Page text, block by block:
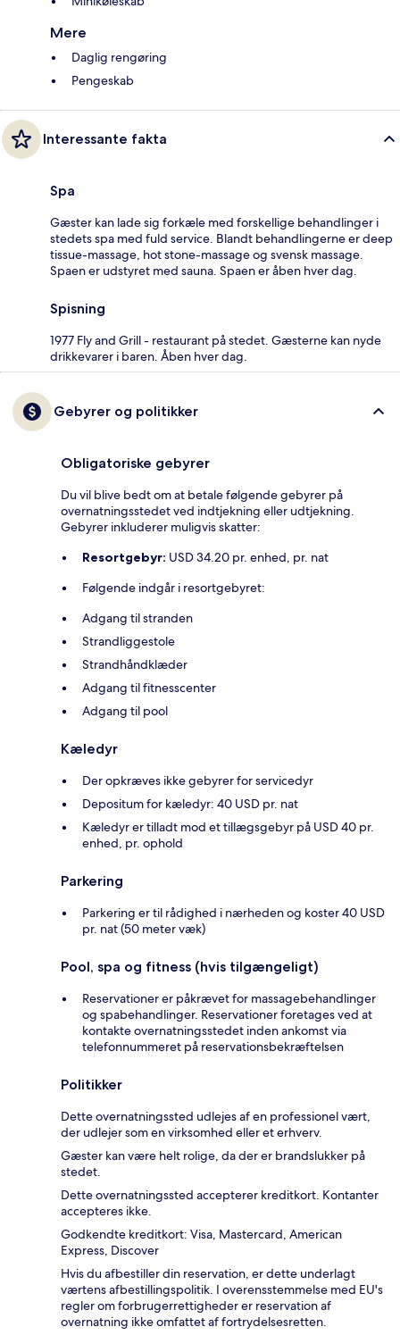
Mere
Daglig rengøring
Pengeskab
Interessante fakta
Spa
Gæster kan lade sig forkæle med forskellige behandlinger i
stedets spa med fuld service. Blandt behandlingerne er deep
tissue-massage, hot stone-massage og svensk massage.
Spaen er udstyret med sauna. Spaen er åben hver dag.
Spisning
1977 Fly and Grill - restaurant på stedet. Gæsterne kan nyde
drikkevarer i baren. Åben hver dag.
Gebyrer og politikker
Obligatoriske gebyrer
Du vil blive bedt om at betale følgende gebyrer på
overnatningsstedet ved indtjekning eller udtjekning.
Gebyrer inkluderer muligvis skatter:
Resortgebyr: USD 34.20 pr. enhed, pr. nat
Følgende indgår i resortgebyret:
Adgang til stranden
Strandliggestole
Strandhåndklæder
Adgang til fitnesscenter
Adgang til pool
Kæledyr
Der opkræves ikke gebyrer for servicedyr
Depositum for kæledyr: 40 USD pr. nat
Kæledyr er tilladt mod et tillægsgebyr på USD 40 pr.
enhed, pr. ophold
Parkering
Parkering er til rådighed i nærheden og koster 40 USD
pr. nat (50 meter væk)
Pool, spa og fitness (hvis tilgængeligt)
Reservationer er påkrævet for massagebehandlinger
og spabehandlinger. Reservationer foretages ved at
kontakte overnatningsstedet inden ankomst via
telefonnummeret på reservationsbekræftelsen
Politikker
Dette overnatningssted udlejes af en professionel vært,
der udlejer som en virksomhed eller et erhverv.
Gæster kan være helt rolige, da der er brandslukker på
stedet.
Dette overnatningssted accepterer kreditkort. Kontanter
accepteres ikke.
Godkendte kreditkort: Visa, Mastercard, American
Express, Discover
Hvis du afbestiller din reservation, er dette underlagt
værtens afbestillingspolitik. I overensstemmelse med EU's
regler om forbrugerrettigheder er reservation af
overnatning ikke omfattet af fortrydelsesretten.